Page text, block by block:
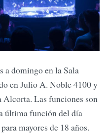
a domingo en la Sala
en Julio A. Noble 4100 y
Alcorta. Las funciones son
última función del día
mayores de 18 años.